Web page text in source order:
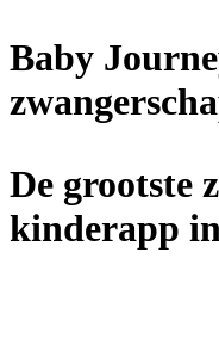
Baby
De grootste
kinderapp